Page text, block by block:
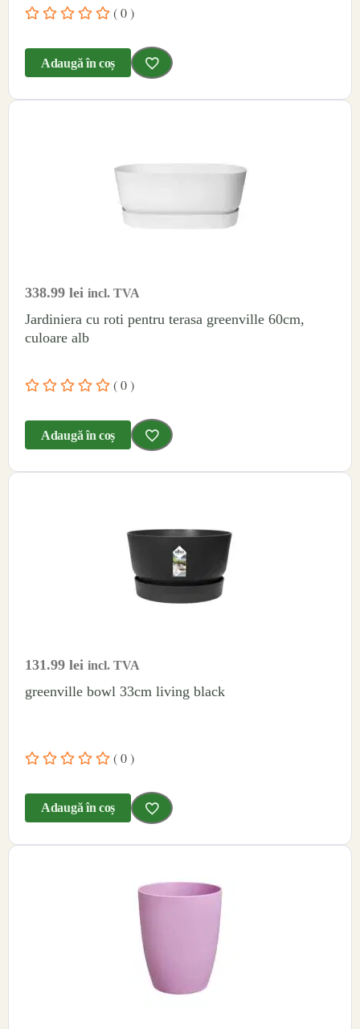
( 0 )
Adaugă în coș
338.99 lei incl. TVA
Jardiniera cu roti pentru terasa greenville 60cm,
culoare alb
( 0 )
Adaugă în coș
131.99 lei incl. TVA
greenville bowl 33cm living black
( 0 )
Adaugă în coș